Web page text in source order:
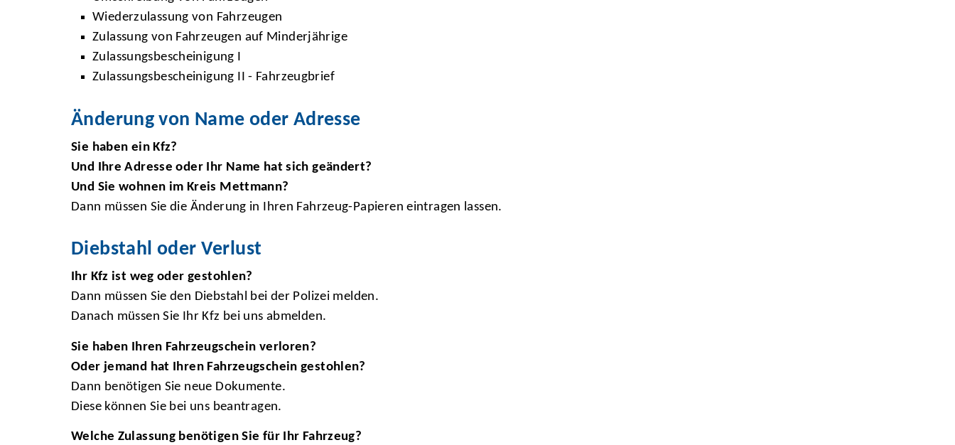
Wiederzulassung von Fahrzeugen
Zulassung von Fahrzeugen auf Minderjährige
Zulassungsbescheinigung I
Zulassungsbescheinigung II - Fahrzeugbrief
Änderung von Name oder Adresse
Sie haben ein Kfz?
Und Ihre Adresse oder Ihr Name hat sich geändert?
Und Sie wohnen im Kreis Mettmann?
Dann müssen Sie die Änderung in Ihren Fahrzeug-Papieren eintragen lassen.
Diebstahl oder Verlust
Ihr Kfz ist weg oder gestohlen?
Dann müssen Sie den Diebstahl bei der Polizei melden.
Danach müssen Sie Ihr Kfz bei uns abmelden.
Sie haben Ihren Fahrzeugschein verloren?
Oder jemand hat Ihren Fahrzeugschein gestohlen?
Dann benötigen Sie neue Dokumente.
Diese können Sie bei uns beantragen.
Welche Zulassung benötigen Sie für Ihr Fahrzeug?